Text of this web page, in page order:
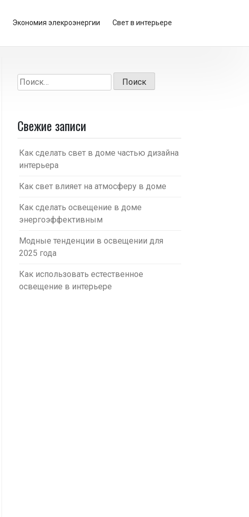
Экономия элекроэнергии Свет в интерьере
Найти:
Свежие записи
Как сделать свет в доме частью дизайна
интерьера
Как свет влияет на атмосферу в доме
Как сделать освещение в доме
энергоэффективным
Модные тенденции в освещении для
2025 года
Как использовать естественное
освещение в интерьере